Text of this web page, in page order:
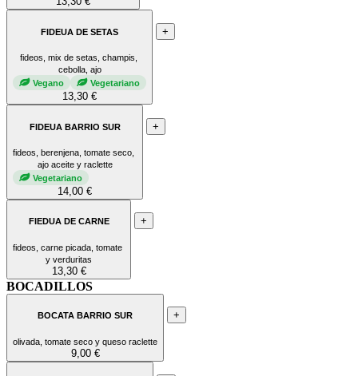
FIDEUA DE SETAS
fideos, mix de setas, champis,
cebolla, ajo
Vegano
Vegetariano
13,30 €
+
FIDEUA BARRIO SUR
fideos, berenjena, tomate seco,
ajo aceite y raclette
Vegetariano
14,00 €
+
FIEDUA DE CARNE
fideos, carne picada, tomate
y verduritas
13,30 €
+
BOCADILLOS
BOCATA BARRIO SUR
olivada, tomate seco y queso raclette
9,00 €
+